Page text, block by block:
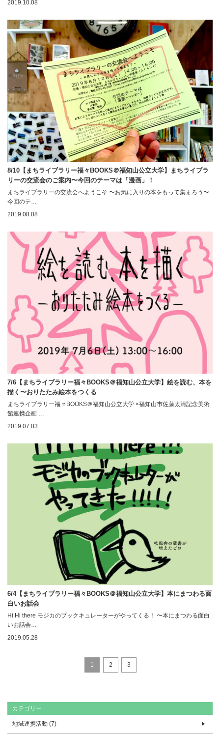
2019.10.08
8/10【まちライブラリー福々BOOKS＠福知山公立大学】まちライブラ
リーの交流会のご案内〜今回のテーマは「漫画」！
まちライブラリーの交流会へようこそ 〜お気に入りの本をもって集まろう〜
今回のテ…
2019.08.08
7/6【まちライブラリー福々BOOKS＠福知山公立大学】絵を読む、本を
描く〜おりたたみ絵本をつくる
まちライブラリー福々BOOKS＠福知山公立大学 ×福知山市佐藤太清記念美術
館連携企画 …
2019.07.03
6/4【まちライブラリー福々BOOKS＠福知山公立大学】本にまつわる面
白いお話会
Hi Hi there モジカのブックキュレーターがやってくる！ 〜本にまつわる面白
いお話会…
2019.05.28
1 2 3
カテゴリー
地域連携活動 (7)